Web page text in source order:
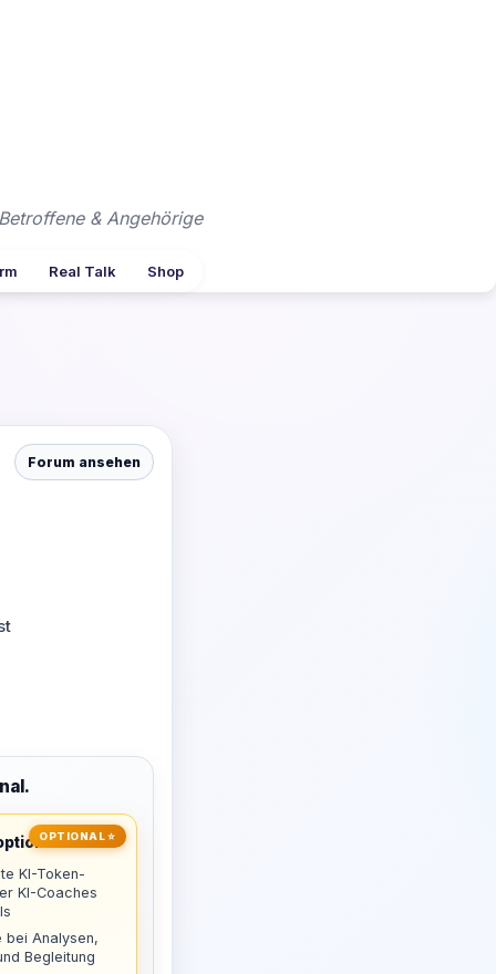
& Angehörige
Real Talk Shop
Forum ansehen
OPTIONAL ⭐
KI-Token-
KI-Coaches
bei Analysen,
Begleitung